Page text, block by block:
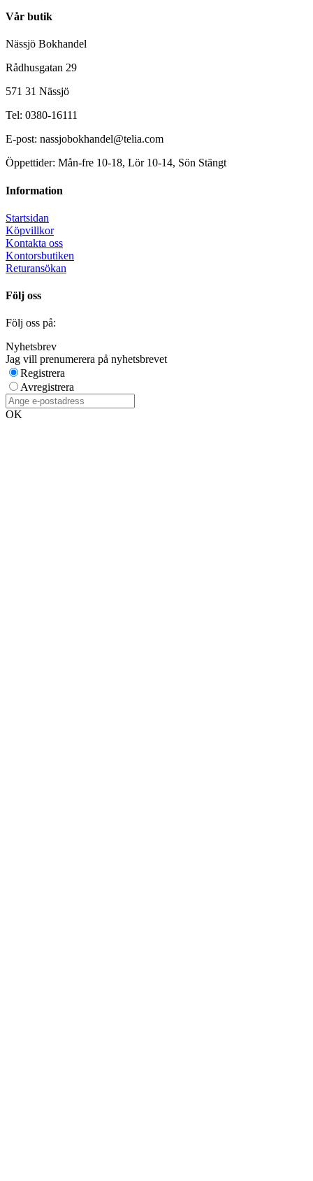
Vår butik
Nässjö Bokhandel
Rådhusgatan 29
571 31 Nässjö
Tel: 0380-16111
E-post: nassjobokhandel@telia.com
Öppettider: Mån-fre 10-18, Lör 10-14, Sön Stängt
Information
Startsidan
Köpvillkor
Kontakta oss
Kontorsbutiken
Returansökan
Följ oss
Följ oss på:
Nyhetsbrev
Jag vill prenumerera på nyhetsbrevet
Registrera
Avregistrera
OK